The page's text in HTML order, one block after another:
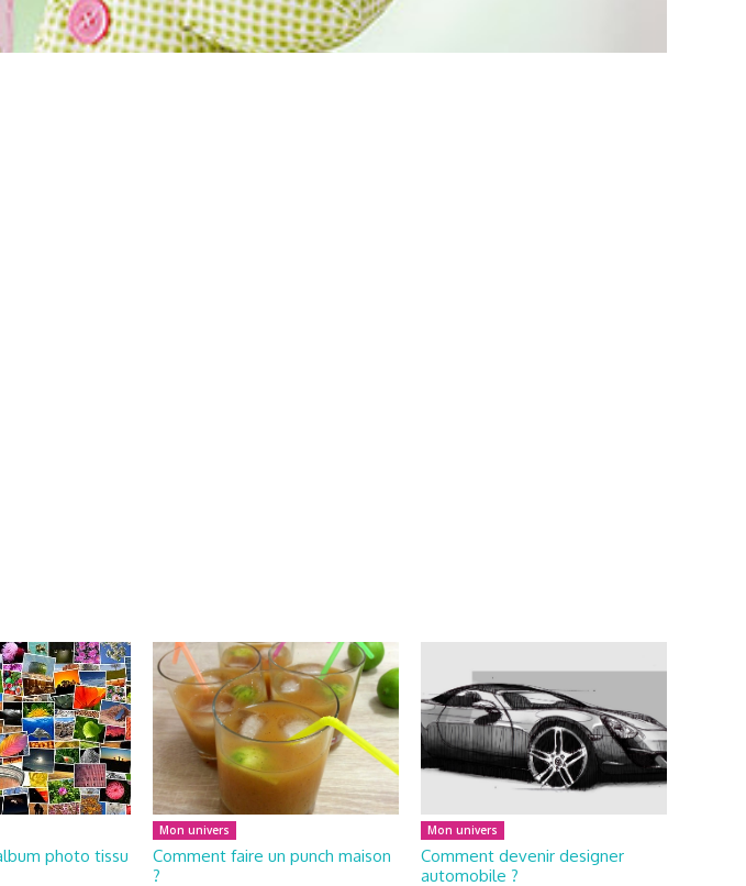
photo tissu
Mon univers
Comment faire un punch maison
?
Mon univers
Comment devenir designer
automobile ?